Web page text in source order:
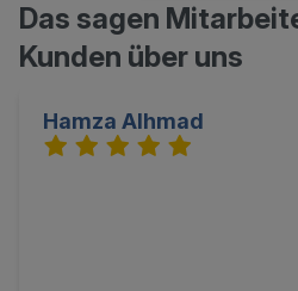
Das sagen
Kunden über uns
Hamza Alhmad